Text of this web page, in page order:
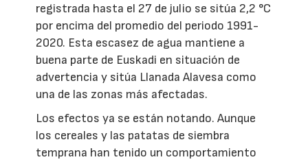
registrada hasta el 27 de julio se sitúa 2,2 °C
por encima del promedio del periodo 1991-
2020. Esta escasez de agua mantiene a
buena parte de Euskadi en situación de
advertencia y sitúa Llanada Alavesa como
una de las zonas más afectadas.
Los efectos ya se están notando. Aunque
los cereales y las patatas de siembra
temprana han tenido un comportamiento